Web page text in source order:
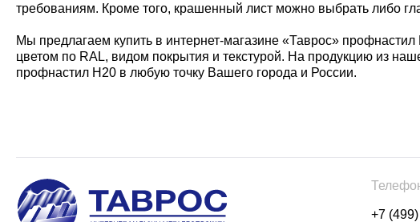
требованиям. Кроме того, крашенный лист можно выбрать либо
Мы предлагаем купить в интернет-магазине «Таврос»
цветом по RAL, видом покрытия и текстурой. На продукцию из
профнастил Н20 в любую точку Вашего города и России.
+7